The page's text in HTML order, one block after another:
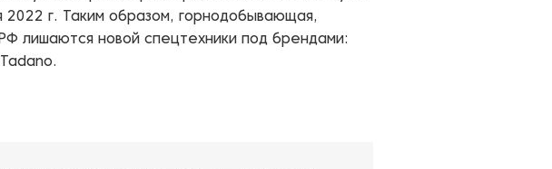
г. Таким образом, горнодобывающая,
лишаются новой спецтехники под брендами: